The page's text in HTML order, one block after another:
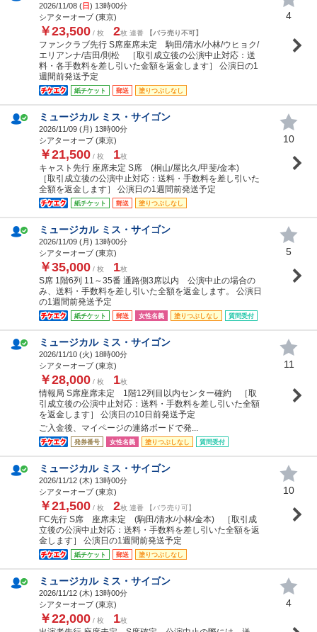
2026/11/08 (日) 13時00分
シアターオーブ (東京)
￥23,500 / 枚 2枚 連番 【バラ売り不可】
ファンクラブ先行 S席座席未定 駒田/清水/小林/ウヒョク/
エリアンナ/吉田/則松 ［取引成立後の公演中止対応：送
料・各手数料を差し引いた金額を返金します］ 公演日の1
週間前発送予定
紙チケット 郵送 塗りつぶしなし
4
ミュージカル ミス・サイゴン
2026/11/09 (月) 13時00分
シアターオーブ (東京)
￥21,500 / 枚 1枚
キャスト先行 座席未定 S席 (桐山/屋比久/甲斐/金本)
［取引成立後の公演中止対応：送料・手数料を差し引いた
全額を返金します］ 公演日の1週間前発送予定
紙チケット 郵送 塗りつぶしなし
10
ミュージカル ミス・サイゴン
2026/11/09 (月) 13時00分
シアターオーブ (東京)
￥35,000 / 枚 1枚
S席 1階6列 11～35番 通路側3席以内 公演中止の場合の
み、送料・手数料を差し引いた全額を返金します。 公演日
の1週間前発送予定
紙チケット 郵送 女性名義 塗りつぶしなし 質問受付
5
ミュージカル ミス・サイゴン
2026/11/10 (火) 18時00分
シアターオーブ (東京)
￥28,000 / 枚 1枚
情報局 S席座席未定 1階12列目以内センター確約 ［取
引成立後の公演中止対応：送料・手数料を差し引いた全額
を返金します］ 公演日の10日前発送予定
ご入金後、マイページの連絡ボードで発...
発券番号 女性名義 塗りつぶしなし 質問受付
11
ミュージカル ミス・サイゴン
2026/11/12 (木) 13時00分
シアターオーブ (東京)
￥21,500 / 枚 2枚 連番 【バラ売り可】
FC先行 S席 座席未定 (駒田/清水/小林/金本) ［取引成
立後の公演中止対応：送料・手数料を差し引いた全額を返
金します］ 公演日の1週間前発送予定
紙チケット 郵送 塗りつぶしなし
10
ミュージカル ミス・サイゴン
2026/11/12 (木) 13時00分
シアターオーブ (東京)
￥22,000 / 枚 1枚
4